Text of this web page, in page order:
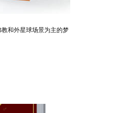
和外星球场景为主的梦